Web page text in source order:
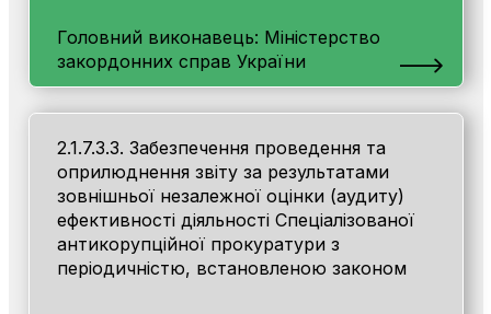
Головний виконавець: Міністерство
закордонних справ України
2.1.7.3.3. Забезпечення проведення та
оприлюднення звіту за результатами
зовнішньої незалежної оцінки (аудиту)
ефективності діяльності Спеціалізованої
антикорупційної прокуратури з
періодичністю, встановленою законом